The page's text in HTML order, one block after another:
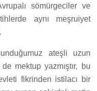
sömürgeciler ve
aynı meşruiyet
ateşli uzun
mektup yazmıştır, bu
fikrinden istilacı bir